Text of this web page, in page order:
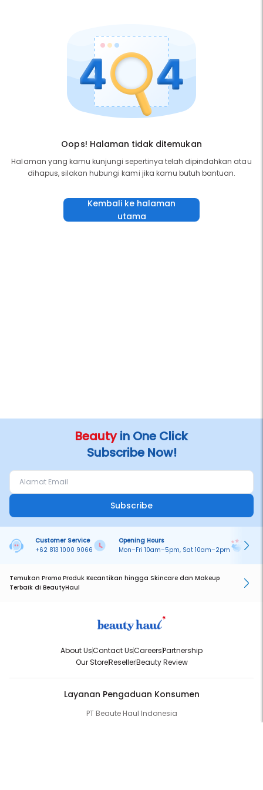
Oops! Halaman tidak ditemukan
Halaman yang kamu kunjungi sepertinya telah dipindahkan atau
dihapus, silakan hubungi kami jika kamu butuh bantuan.
Kembali ke halaman
utama
Beautyin One Click
Subscribe Now!
Subscribe
Customer Service
+62 813 1000 9066
Opening Hours
Mon–Fri 10am–5pm, Sat 10am–2pm
Temukan Promo Produk Kecantikan hingga Skincare dan Makeup
Terbaik di BeautyHaul
About UsContact UsCareersPartnership
Our StoreResellerBeauty Review
Layanan Pengaduan Konsumen
PT Beaute Haul Indonesia